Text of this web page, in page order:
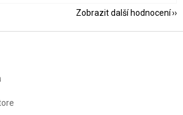
Zobrazit další hodnocení